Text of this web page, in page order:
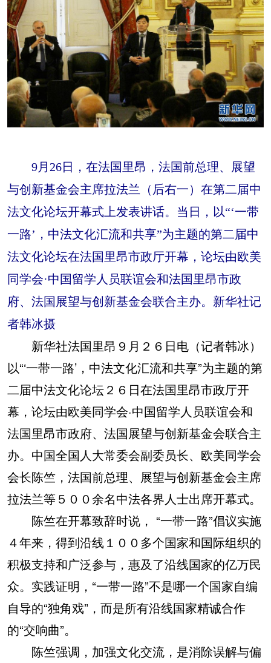
9月26日，在法国里昂，法国前总理、展望
与创新基金会主席拉法兰（后右一）在第二届中
法文化论坛开幕式上发表讲话。当日，以“‘一带
一路’，中法文化汇流和共享”为主题的第二届中
法文化论坛在法国里昂市政厅开幕，论坛由欧美
同学会·中国留学人员联谊会和法国里昂市政
府、法国展望与创新基金会联合主办。新华社记
者韩冰摄
新华社法国里昂９月２６日电（记者韩冰）
以“‘一带一路’，中法文化汇流和共享”为主题的第
二届中法文化论坛２６日在法国里昂市政厅开
幕，论坛由欧美同学会·中国留学人员联谊会和
法国里昂市政府、法国展望与创新基金会联合主
办。中国全国人大常委会副委员长、欧美同学会
会长陈竺，法国前总理、展望与创新基金会主席
拉法兰等５００余名中法各界人士出席开幕式。
陈竺在开幕致辞时说， “一带一路”倡议实施
４年来，得到沿线１００多个国家和国际组织的
积极支持和广泛参与，惠及了沿线国家的亿万民
众。实践证明，“一带一路”不是哪一个国家自编
自导的“独角戏”，而是所有沿线国家精诚合作
的“交响曲”。
陈竺强调，加强文化交流，是消除误解与偏